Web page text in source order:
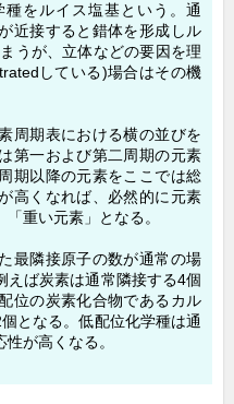
をルイス塩基という。通
近接すると錯体を形成しル
うが、立体などの要因を理
している)場合はその機
周期表における横の並びを
第一および第二周期の元素
期以降の元素をここでは総
高くなれば、必然的に元素
重い元素」となる。
最隣接原子の数が通常の場
えば炭素は通常隣接する4個
位の炭素化合物であるカル
となる。低配位化学種は通
が高くなる。